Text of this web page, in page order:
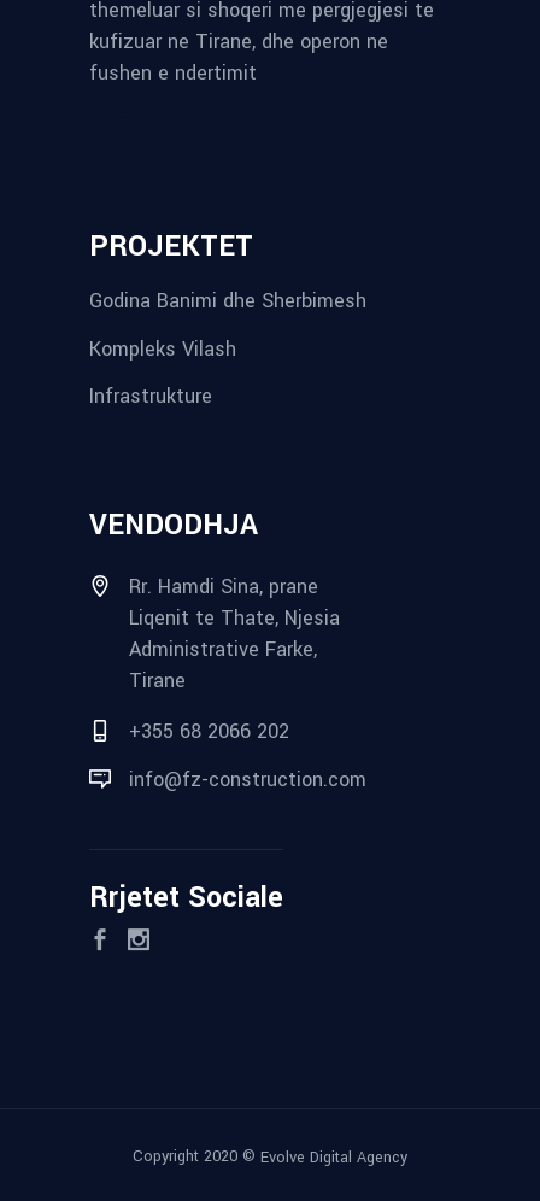
themeluar si shoqeri me pergjegjesi te
kufizuar ne Tirane, dhe operon ne
fushen e ndertimit
PROJEKTET
Godina Banimi dhe Sherbimesh
Kompleks Vilash
Infrastrukture
VENDODHJA
Rr. Hamdi Sina, prane
Liqenit te Thate, Njesia
Administrative Farke,
Tirane
+355 68 2066 202
info@fz-construction.com
Rrjetet Sociale
Copyright 2020 © Evolve Digital Agency